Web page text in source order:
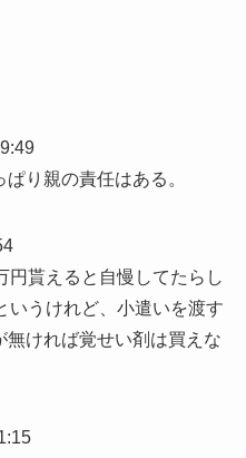
り親の責任はある。
円貰えると自慢してたらし
いうけれど、小遣いを渡す
ければ覚せい剤は買えな